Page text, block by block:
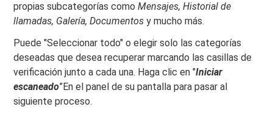
propias subcategorías comoMensajes, Historial de
llamadas, Galería, Documentos y mucho más.
Puede "Seleccionar todo" o elegir solo las categorías
deseadas que desea recuperar marcando las casillas de
verificación junto a cada una. Haga clic en "Iniciar
escaneado”En el panel de su pantalla para pasar al
siguiente proceso.